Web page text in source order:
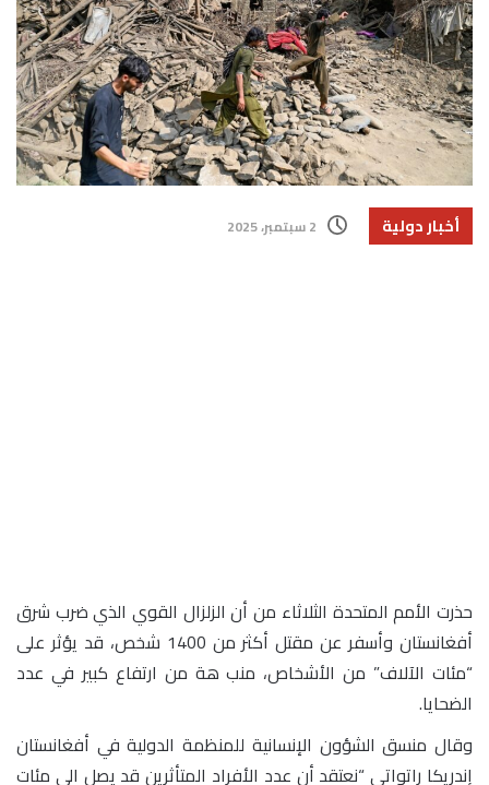
أخبار دولية 2 سبتمبر، 2025
حذرت الأمم المتحدة الثلاثاء من أن الزلزال القوي الذي ضرب شرق
أفغانستان وأسفر عن مقتل أكثر من 1400 شخص، قد يؤثر على
“مئات الآلاف” من الأشخاص، منب هة من ارتفاع كبير في عدد
الضحايا.
وقال منسق الشؤون الإنسانية للمنظمة الدولية في أفغانستان
إندريكا راتواتي “نعتقد أن عدد الأفراد المتأثرين قد يصل الى مئات